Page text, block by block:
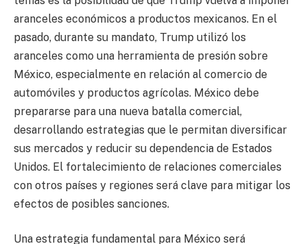
aranceles económicos a productos mexicanos. En el
pasado, durante su mandato, Trump utilizó los
aranceles como una herramienta de presión sobre
México, especialmente en relación al comercio de
automóviles y productos agrícolas. México debe
prepararse para una nueva batalla comercial,
desarrollando estrategias que le permitan diversificar
sus mercados y reducir su dependencia de Estados
Unidos. El fortalecimiento de relaciones comerciales
con otros países y regiones será clave para mitigar los
efectos de posibles sanciones.
Una estrategia fundamental para México será